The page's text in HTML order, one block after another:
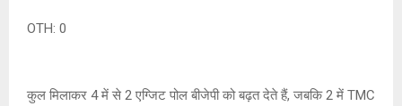
OTH: 0
कुल मिलाकर 4 में से 2 एग्जिट पोल बीजेपी को बढ़त देते हैं, जबकि 2 में TMC